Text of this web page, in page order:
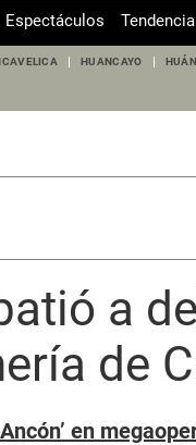
Espectáculos Tendencia
HUANCAYO
a
de
en